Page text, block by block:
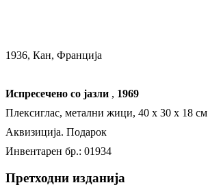
1936, Кан, Франција
Испресечено со јазли , 1969
Плексиглас, метални жици, 40 x 30 x 18 см
Аквизиција. Подарок
Инвентарен бр.: 01934
Претходни изданија